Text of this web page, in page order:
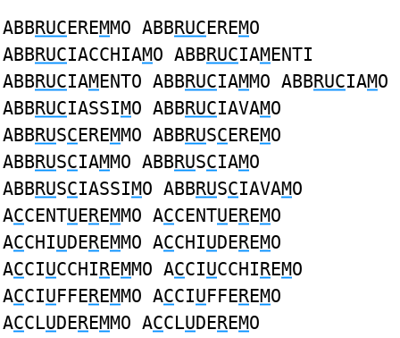
ABBRUCEREMMO ABBRUCEREMO
ABBRUCIACCHIAMO ABBRUCIAMENTI
ABBRUCIAMENTO ABBRUCIAMMO ABBRUCIAMO
ABBRUCIASSIMO ABBRUCIAVAMO
ABBRUSCEREMMO ABBRUSCEREMO
ABBRUSCIAMMO ABBRUSCIAMO
ABBRUSCIASSIMO ABBRUSCIAVAMO
ACCENTUEREMMO ACCENTUEREMO
ACCHIUDEREMMO ACCHIUDEREMO
ACCIUCCHIREMMO ACCIUCCHIREMO
ACCIUFFEREMMO ACCIUFFEREMO
ACCLUDEREMMO ACCLUDEREMO